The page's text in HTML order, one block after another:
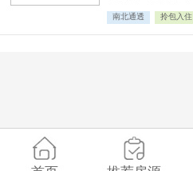
南北通透 拎包入住